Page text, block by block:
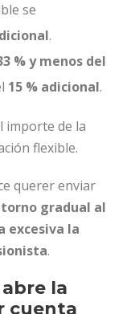
se
.
% y menos del
15 % adicional.
importe de la
flexible.
querer enviar
gradual al
excesiva la
.
la
cuenta